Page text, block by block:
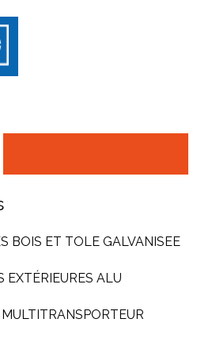
BOIS ET TOLE GALVANISEE
EXTÉRIEURES ALU